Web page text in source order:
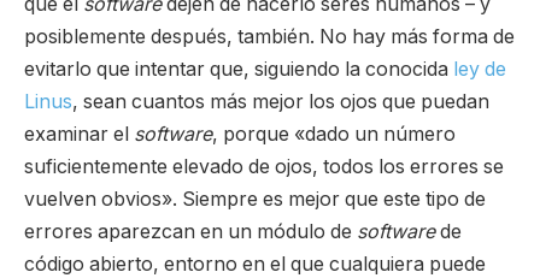
posiblemente después, también. No hay más forma de
evitarlo que intentar que, siguiendo la conocida ley de
Linus, sean cuantos más mejor los ojos que puedan
examinar el software, porque «dado un número
suficientemente elevado de ojos, todos los errores se
vuelven obvios». Siempre es mejor que este tipo de
errores aparezcan en un módulo de softwarede
código abierto, entorno en el que cualquiera puede